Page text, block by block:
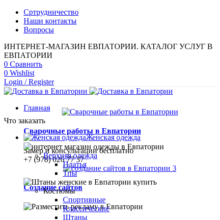
Сртрудничество
Наши контакты
Вопросы
ИНТЕРНЕТ-МАГАЗИН ЕВПАТОРИИ. КАТАЛОГ УСЛУГ В
ЕВПАТОРИИ
0 Сравнить
0 Wishlist
Login / Register
Главная
Сварочные работы в Евпатории
Замер и консультации бесплатно
+7 (978) 026 77 37
Создание сайтов
Что заказать
Женская одежда
Верхняя одежда
Платья
Тпы
Костюмы
Спортивные
Классические
Штаны